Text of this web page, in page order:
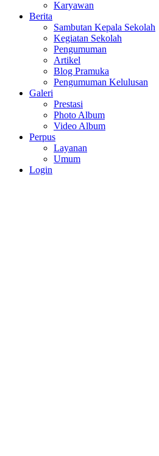
Karyawan
Berita
Sambutan Kepala Sekolah
Kegiatan Sekolah
Pengumuman
Artikel
Blog Pramuka
Pengumuman Kelulusan
Galeri
Prestasi
Photo Album
Video Album
Perpus
Layanan
Umum
Login